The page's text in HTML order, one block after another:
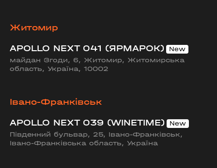
Житомир
APOLLO NEXT 041 (ЯРМАРОК)
майдан Згоди, 6, Житомир, Житомирська
область, Україна, 10002
Івано-Франківськ
APOLLO NEXT 039 (WINETIME)
Південний бульвар, 25, Івано-Франківськ,
Івано-Франківська область, Україна